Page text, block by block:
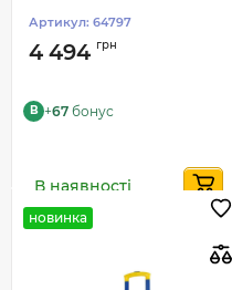
Артикул: 64797
4 494 грн
B +67 бонус
В наявності
новинка